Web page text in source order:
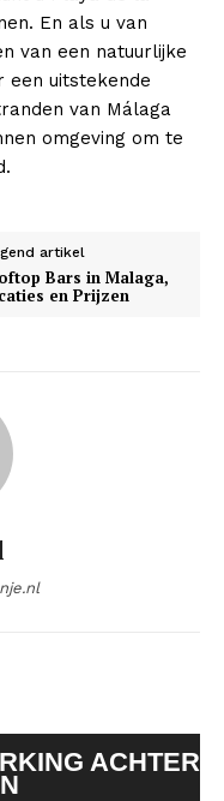
En als u van
van een natuurlijke
een uitstekende
van Málaga
omgeving om te
artikel
Bars in Malaga,
en Prijzen
ACHTER